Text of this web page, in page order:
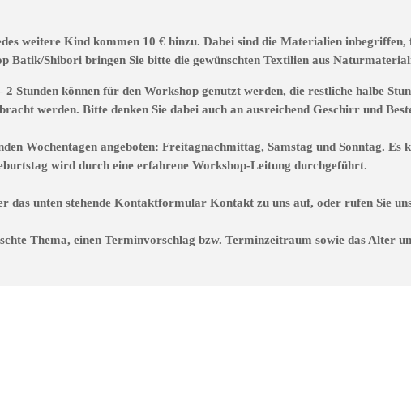
weitere Kind kommen 10 € hinzu. Dabei sind die Materialien
Batik/Shibori bringen Sie bitte die gewünschten Textilien aus
Stunden können für den Workshop genutzt werden, die restliche halbe
werden. Bitte denken Sie dabei auch an ausreichend Geschirr und
Wochentagen angeboten: Freitagnachmittag, Samstag und Sonntag. Es
wird durch eine erfahrene Workshop-Leitung durchgeführt.
das unten stehende Kontaktformular Kontakt zu uns auf, oder rufen Sie
Thema, einen Terminvorschlag bzw. Terminzeitraum sowie das Alter